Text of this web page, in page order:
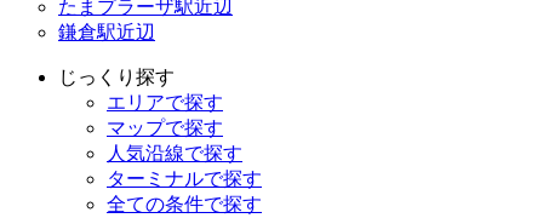
たまプラーザ駅近辺
鎌倉駅近辺
じっくり探す
エリアで探す
マップで探す
人気沿線で探す
ターミナルで探す
全ての条件で探す